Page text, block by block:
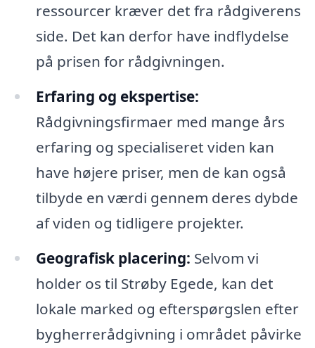
ressourcer kræver det fra rådgiverens
side. Det kan derfor have indflydelse
på prisen for rådgivningen.
Erfaring og ekspertise:
Rådgivningsfirmaer med mange års
erfaring og specialiseret viden kan
have højere priser, men de kan også
tilbyde en værdi gennem deres dybde
af viden og tidligere projekter.
Geografisk placering: Selvom vi
holder os til Strøby Egede, kan det
lokale marked og efterspørgslen efter
bygherrerådgivning i området påvirke